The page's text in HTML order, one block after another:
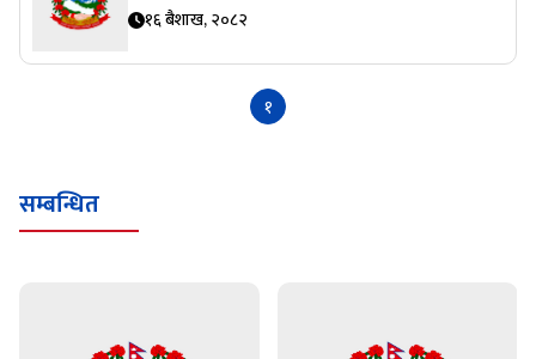
१६ बैशाख, २०८२
१
सम्बन्धित